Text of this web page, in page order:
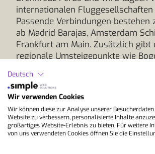
internationalen Fluggesellschaften
Passende Verbindungen bestehen
ab Madrid Barajas, Amsterdam
Frankfurt am Main. Zusätzlich gibt
regionale Umsteigepunkte wie
Optionen eröffnen. Von Lima aus
Cusco bequem mit einem
Airlines fliegen die Strecke
Flugzeit beträgt rund eine Stunde.
Alejandro Velasco Astete liegt nur
Kilometer vom Stadtzentrum
Deutsch
Wir verwenden Cookies
Wir können diese zur Analyse unserer
Website zu verbessern, personalisierte Inhalte
großartiges Website-Erlebnis zu bieten. Für weitere
von uns verwendeten Cookies öffnen Sie die